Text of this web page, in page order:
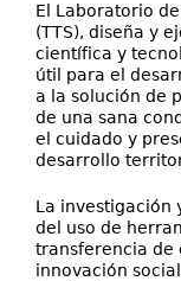
El Laboratorio
(TTS), diseña y
científica y
útil para el
a la solución de
de una sana
el cuidado y
desarrollo
La investigación
del uso de
transferencia de
innovación